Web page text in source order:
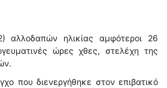
αλλοδαπών ηλικίας αμφότεροι 26
ώρες χθες, στελέχη της
που διενεργήθηκε στον επιβατικό